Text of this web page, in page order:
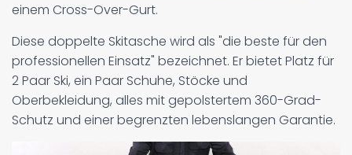
einem Cross-Over-Gurt.
Diese doppelte Skitasche wird als "die beste für den
professionellen Einsatz" bezeichnet. Er bietet Platz für
2 Paar Ski, ein Paar Schuhe, Stöcke und
Oberbekleidung, alles mit gepolstertem 360-Grad-
Schutz und einer begrenzten lebenslangen Garantie.